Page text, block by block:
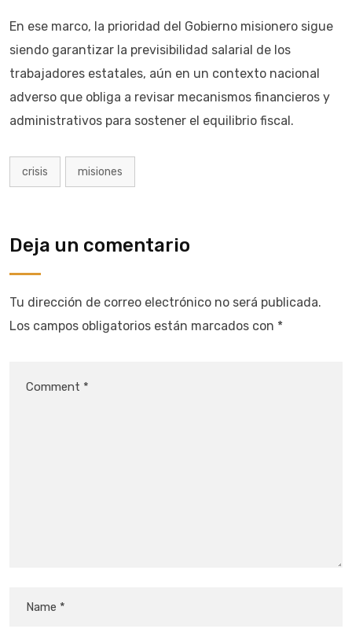
En ese marco, la prioridad del Gobierno misionero sigue
siendo garantizar la previsibilidad salarial de los
trabajadores estatales, aún en un contexto nacional
adverso que obliga a revisar mecanismos financieros y
administrativos para sostener el equilibrio fiscal.
crisis misiones
Deja un comentario
Tu dirección de correo electrónico no será publicada.
Los campos obligatorios están marcados con *